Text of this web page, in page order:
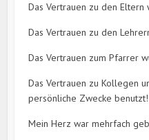
Das Vertrauen zu den Eltern
Das Vertrauen zu den
Das Vertrauen zum Pfarrer
Das Vertrauen zu Kollegen
persönliche Zwecke benutzt!
Mein Herz war mehrfach